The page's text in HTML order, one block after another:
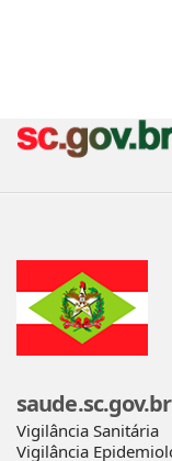
saude.sc.gov.br
Vigilância Sanitária
Vigilância